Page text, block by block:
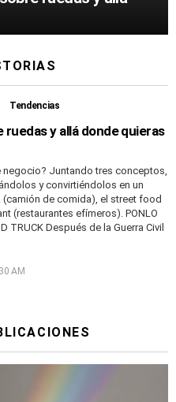
Tendencias
y allá donde quieras
negocio? Juntando tres conceptos,
y convirtiéndolos en un
de comida), el street food
(restaurantes efímeros). PONLO
TRUCK Después de la Guerra Civil
AM